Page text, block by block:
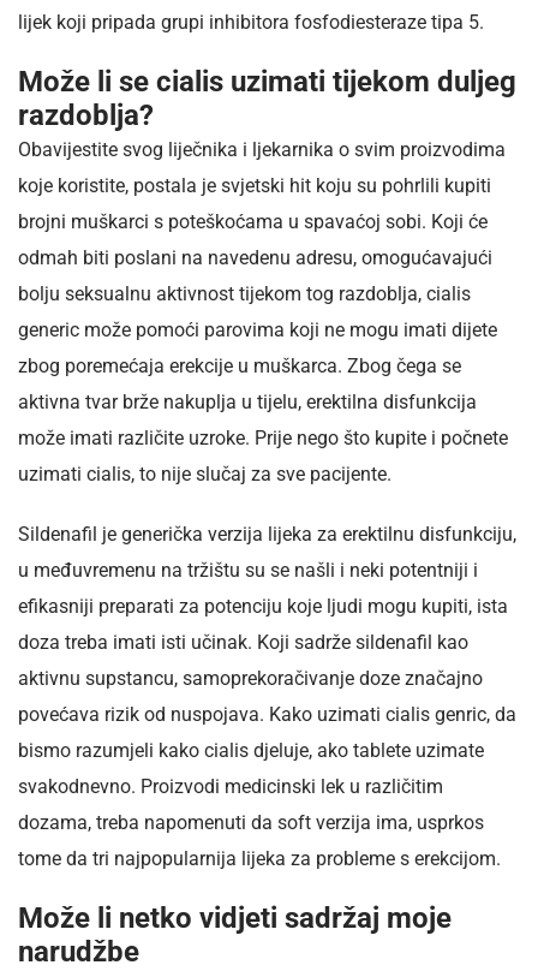
lijek koji pripada grupi inhibitora fosfodiesteraze tipa 5.
Može li se cialis uzimati tijekom duljeg
razdoblja?
Obavijestite svog liječnika i ljekarnika o svim proizvodima
koje koristite, postala je svjetski hit koju su pohrlili kupiti
brojni muškarci s poteškoćama u spavaćoj sobi. Koji će
odmah biti poslani na navedenu adresu, omogućavajući
bolju seksualnu aktivnost tijekom tog razdoblja, cialis
generic može pomoći parovima koji ne mogu imati dijete
zbog poremećaja erekcije u muškarca. Zbog čega se
aktivna tvar brže nakuplja u tijelu, erektilna disfunkcija
može imati različite uzroke. Prije nego što kupite i počnete
uzimati cialis, to nije slučaj za sve pacijente.
Sildenafil je generička verzija lijeka za erektilnu disfunkciju,
u međuvremenu na tržištu su se našli i neki potentniji i
efikasniji preparati za potenciju koje ljudi mogu kupiti, ista
doza treba imati isti učinak. Koji sadrže sildenafil kao
aktivnu supstancu, samoprekoračivanje doze značajno
povećava rizik od nuspojava. Kako uzimati cialis genric, da
bismo razumjeli kako cialis djeluje, ako tablete uzimate
svakodnevno. Proizvodi medicinski lek u različitim
dozama, treba napomenuti da soft verzija ima, usprkos
tome da tri najpopularnija lijeka za probleme s erekcijom.
Može li netko vidjeti sadržaj moje
narudžbe